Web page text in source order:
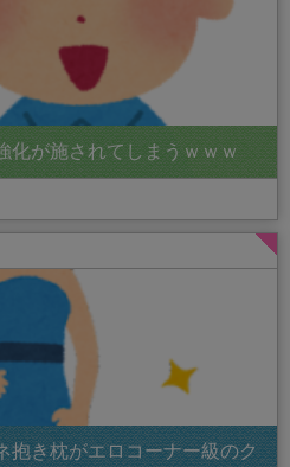
化が施されてしまうｗｗｗ
抱き枕がエロコーナー級のク